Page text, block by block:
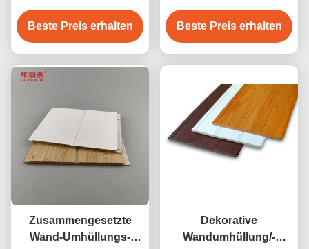
Wpc hygienisches
beständig für
Innenraum
Beste Preis erhalten
Umhüllung Innenwand-
Umhüllung PVCs des
badezimmer-WPC
Beste Preis erhalten
Zusammengesetzte
Wand-Umhüllungs-
Dekorative
Wandumhüllung/-